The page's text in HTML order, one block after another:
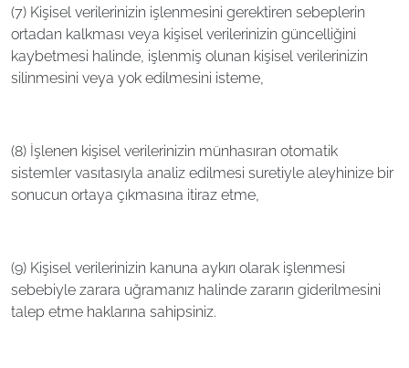
(7) Kişisel verilerinizin işlenmesini gerektiren sebeplerin
ortadan kalkması veya kişisel verilerinizin güncelliğini
kaybetmesi halinde, işlenmiş olunan kişisel verilerinizin
silinmesini veya yok edilmesini isteme,
(8) İşlenen kişisel verilerinizin münhasıran otomatik
sistemler vasıtasıyla analiz edilmesi suretiyle aleyhinize bir
sonucun ortaya çıkmasına itiraz etme,
(9) Kişisel verilerinizin kanuna aykırı olarak işlenmesi
sebebiyle zarara uğramanız halinde zararın giderilmesini
talep etme haklarına sahipsiniz.